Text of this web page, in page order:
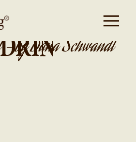
GOLD
DRIN
- by Dana Schwandt